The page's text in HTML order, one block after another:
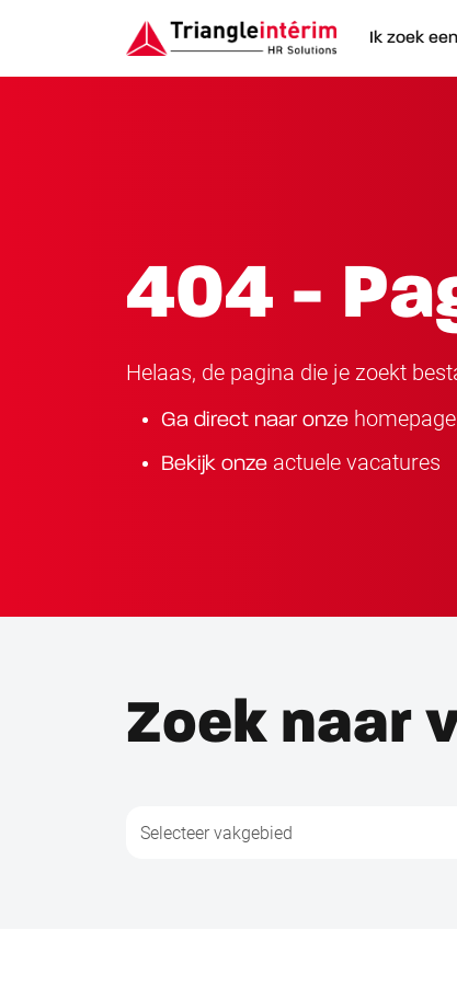
Ik zoek
404 -
Helaas, de pagina die je zoekt
Ga direct naar onze homepage
Bekijk onze actuele vacatures
Zoek naar